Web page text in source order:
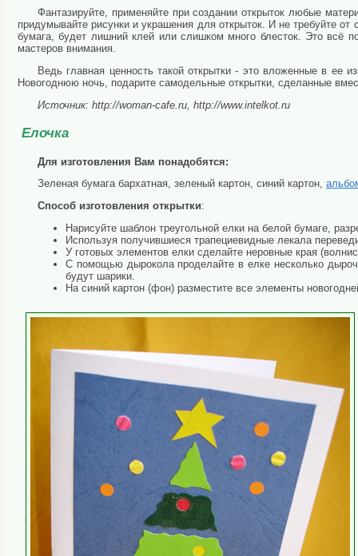
Фантазируйте, применяйте при создании открыток любые
придумывайте рисунки и украшения для открыток. И не требуйте
бумага, будет лишний клей или слишком много блесток. Это всё
мастеров внимания.
Ведь главная ценность такой открытки - это вложенные в ее
Новогоднюю ночь, подарите самодельные открытки, сделанные
Источник: http://woman-cafe.ru, http://www.intelkot.ru
Елочка
Для изготовления Вам понадобятся:
Зеленая бумага бархатная, зеленый картон, синий картон,
Способ изготовления открытки:
Нарисуйте шаблон треугольной елки на белой бумаге,
Используя получившиеся трапециевидные лекала
У готовых элементов елки сделайте неровные края
С помощью дырокола проделайте в елке несколько
будут шарики.
На синий картон (фон) разместите все элементы